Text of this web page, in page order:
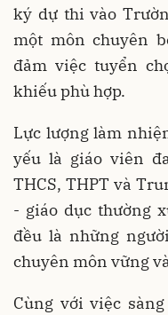
ký dự thi vào
một môn chuyên
đảm việc tuyển
khiếu phù hợp.
Lực lượng làm
yếu là giáo viên
THCS, THPT và
- giáo dục thường
đều là những
chuyên môn vững
Cùng với việc